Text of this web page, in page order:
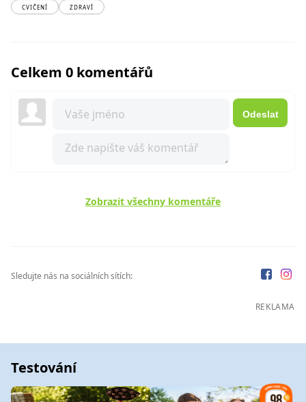
CVIČENÍ ZDRAVÍ
Celkem 0 komentářů
Odeslat
Zobrazit všechny komentáře
Sledujte nás na sociálních sítích:
REKLAMA
Testování